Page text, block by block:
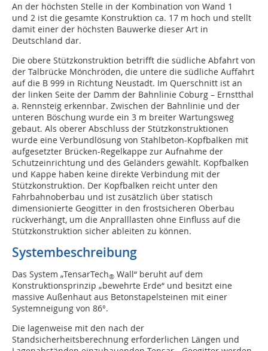
An der höchsten Stelle in der Kombination von Wand 1
und 2 ist die gesamte Konstruktion ca. 17 m hoch und stellt
damit einer der höchsten Bauwerke dieser Art in
Deutschland dar.
Die obere Stützkonstruktion betrifft die südliche Abfahrt von
der Talbrücke Mönchröden, die untere die südliche Auffahrt
auf die B 999 in Richtung Neustadt. Im Querschnitt ist an
der linken Seite der Damm der Bahnlinie Coburg – Ernstthal
a. Rennsteig erkennbar. Zwischen der Bahnlinie und der
unteren Böschung wurde ein 3 m breiter Wartungsweg
gebaut. Als oberer Abschluss der Stützkonstruktionen
wurde eine Verbundlösung von Stahlbeton-Kopfbalken mit
aufgesetzter Brücken-Regelkappe zur Aufnahme der
Schutzeinrichtung und des Geländers gewählt. Kopfbalken
und Kappe haben keine direkte Verbindung mit der
Stützkonstruktion. Der Kopfbalken reicht unter den
Fahrbahnoberbau und ist zusätzlich über statisch
dimensionierte Geogitter in den frostsicheren Oberbau
rückverhängt, um die Anpralllasten ohne Einfluss auf die
Stützkonstruktion sicher ableiten zu können.
Systembeschreibung
Das System „TensarTech® Wall“ beruht auf dem
Konstruktionsprinzip „bewehrte Erde“ und besitzt eine
massive Außenhaut aus Betonstapelsteinen mit einer
Systemneigung von 86°.
Die lagenweise mit den nach der
Standsicherheitsberechnung erforderlichen Längen und